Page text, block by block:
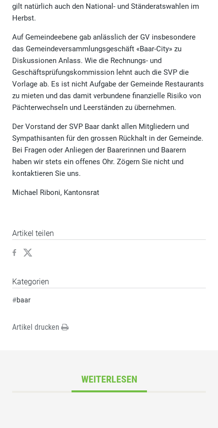
gilt natürlich auch den National- und Ständeratswahlen im
Herbst.
Auf Gemeindeebene gab anlässlich der GV insbesondere
das Gemeindeversammlungsgeschäft «Baar-City» zu
Diskussionen Anlass. Wie die Rechnungs- und
Geschäftsprüfungskommission lehnt auch die SVP die
Vorlage ab. Es ist nicht Aufgabe der Gemeinde Restaurants
zu mieten und das damit verbundene finanzielle Risiko von
Pächterwechseln und Leerständen zu übernehmen.
Der Vorstand der SVP Baar dankt allen Mitgliedern und
Sympathisanten für den grossen Rückhalt in der Gemeinde.
Bei Fragen oder Anliegen der Baarerinnen und Baarern
haben wir stets ein offenes Ohr. Zögern Sie nicht und
kontaktieren Sie uns.
Michael Riboni, Kantonsrat
Artikel teilen
Kategorien
#baar
Artikel drucken
WEITERLESEN